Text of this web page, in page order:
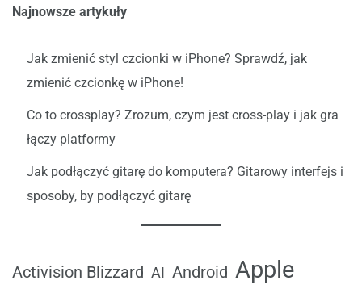
Najnowsze artykuły
Jak zmienić styl czcionki w iPhone? Sprawdź, jak
zmienić czcionkę w iPhone!
Co to crossplay? Zrozum, czym jest cross-play i jak gra
łączy platformy
Jak podłączyć gitarę do komputera? Gitarowy interfejs i
sposoby, by podłączyć gitarę
Activision Blizzard AI Android Apple